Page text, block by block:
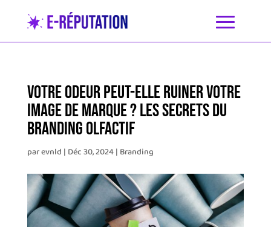
Votre odeur peut-elle ruiner votre
image de marque ? Les secrets du
branding olfactif
parevnld | Déc 30, 2024| Branding